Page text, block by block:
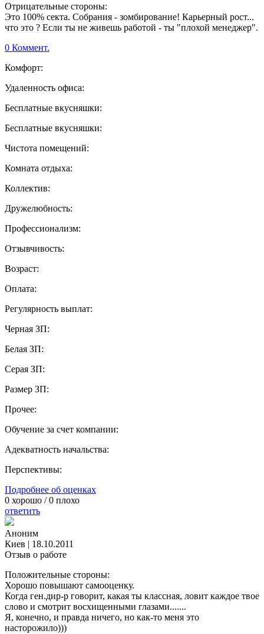
Отрицательные стороны:
Это 100% секта. Собрания - зомбирование! Карьерный рост...
что это ? Если ты не живешь работой - ты "плохой менеджер".
0 Коммент.
Комфорт:
Удаленность офиса:
Бесплатные вкусняшки:
Бесплатные вкусняшки:
Чистота помещений:
Комната отдыха:
Коллектив:
Дружелюбность:
Профессионализм:
Отзывчивость:
Возраст:
Оплата:
Регулярность выплат:
Черная ЗП:
Белая ЗП:
Серая ЗП:
Размер ЗП:
Прочее:
Обучение за счет компании:
Адекватность начальства:
Перспективы:
Подробнее об оценках
0 хорошо /0 плохо
ответить
Аноним
Киев | 18.10.2011
Отзыв о работе
Положительные стороны:
Хорошо повышают самооценку.
Когда ген.дир-р говорит, какая ты классная, ловит каждое твое
слово и смотрит восхищенными глазами.......
Я, конечно, и правда ничего, но как-то меня это
насторожило)))